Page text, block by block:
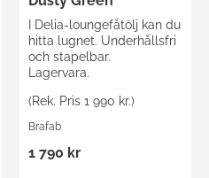
I Delia-loungefåtölj kan du
hitta lugnet. Underhållsfri
och stapelbar.
Lagervara.
(Rek. Pris 1 990 kr.)
Brafab
1 790 kr